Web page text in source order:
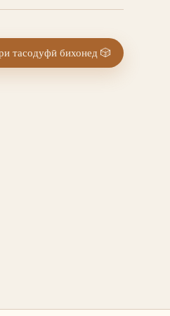
тасодуфӣ бихонед 🎲